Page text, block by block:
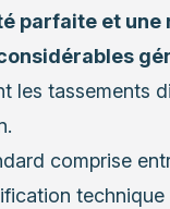
parfaite et une
les tassements
comprise